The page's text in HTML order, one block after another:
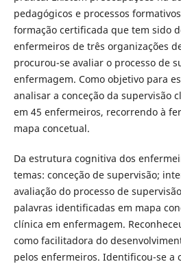
pedagógicos e processos
formação certificada que tem sido
enfermeiros de três organizações
procurou-se avaliar o processo de
enfermagem. Como objetivo para
analisar a conceção da supervisão
em 45 enfermeiros, recorrendo à
mapa concetual.
Da estrutura cognitiva dos
temas: conceção de supervisão;
avaliação do processo de
palavras identificadas em mapa
clínica em enfermagem.
como facilitadora do
pelos enfermeiros. Identificou-se a